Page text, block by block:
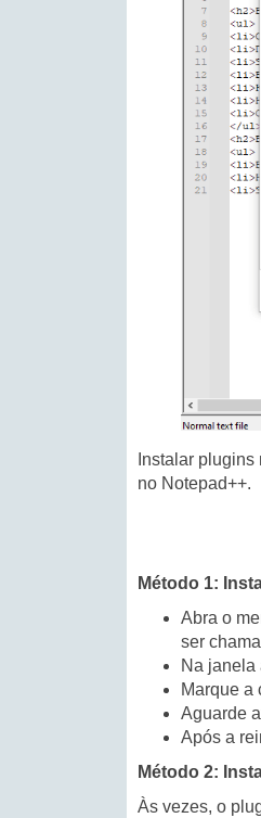
Instalar
no Notepad++.
Método 1:
Abra o
ser
Na janela
Marque a
Aguarde
Após a
Método 2:
Às vezes, o